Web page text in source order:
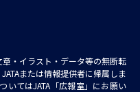
・イラスト・データ等の無断転
または情報提供者に帰属しま
いてはJATA「広報室」にお願い